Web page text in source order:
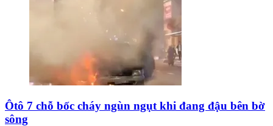
Ôtô 7 chỗ bốc cháy ngùn ngụt khi đang đậu bên bờ
sông